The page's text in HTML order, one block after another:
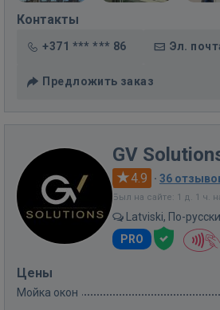
Контакты
+371 *** *** 86 Эл.
Предложить заказ
GV
4.9 · 36
Был на сайте: 1 д. 1 ч.
Latviski, По-
PRO
Цены
Мойка окон